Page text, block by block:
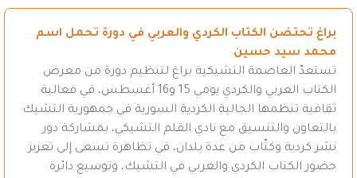
براغ تحتضن الكتاب الكردي والعربي في دورة تحمل اسم
محمد سيد حسين
تستعدّ العاصمة التشيكية براغ لتنظيم دورة من معرض
الكتاب العربي والكردي يومي 15 و16 أغسطس، في فعالية
ثقافية تنظمها الجالية الكردية السورية في جمهورية التشيك
بالتعاون والتنسيق مع نادي القلم التشيكي، بمشاركة دور
نشر كردية وكتّاب من عدة بلدان، في تظاهرة تسعى إلى تعزيز
حضور الكتاب الكردي والعربي في التشيك، وتوسيع دائرة